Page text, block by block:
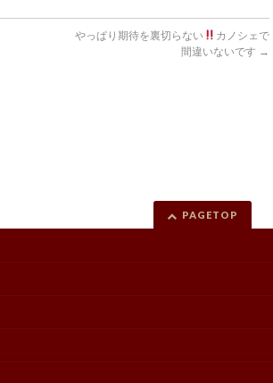
やっぱり期待を裏切らない
カノシェで
間違いないです →
PAGETOP